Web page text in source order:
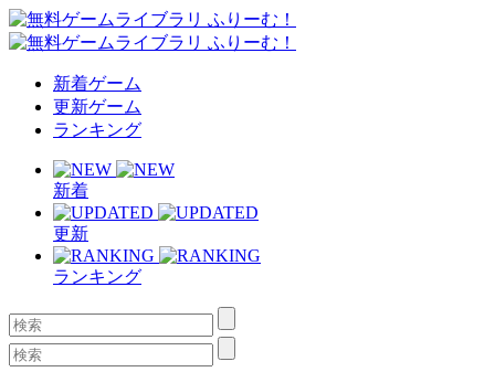
新着ゲーム
更新ゲーム
ランキング
新着
更新
ランキング